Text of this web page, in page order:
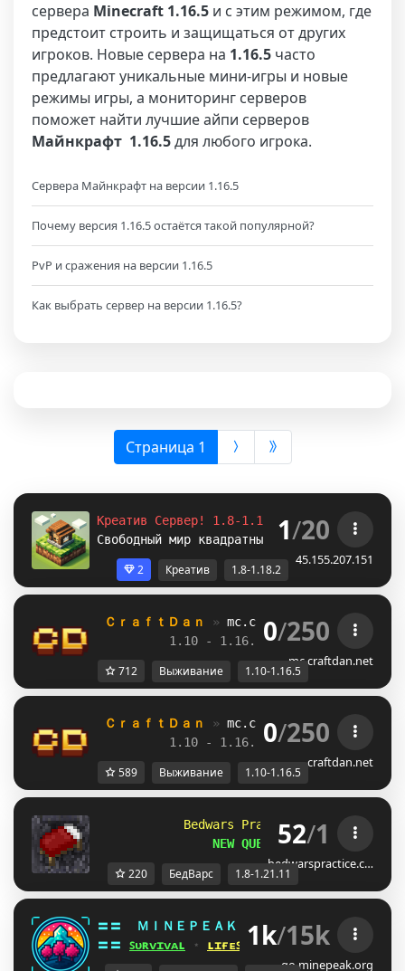
сервера Minecraft 1.16.5 и с этим режимом, где
предстоит строить и защищаться от других
игроков. Новые сервера на 1.16.5 часто
предлагают уникальные мини-игры и новые
режимы игры, а мониторинг серверов
поможет найти лучшие айпи серверов
Майнкрафт 1.16.5для любого игрока.
Сервера Майнкрафт на версии 1.16.5
Почему версия 1.16.5 остаётся такой популярной?
PvP и сражения на версии 1.16.5
Как выбрать сервер на версии 1.16.5?
Страница 1 (выбрана)
Креатив Сервер! 1.8-1.12.2-1.16.5-
1.18.2
Свободный мир квадратных построек. /p auto
1/20
45.155.207.151
2 Креатив 1.8-1.18.2
ＣｒａｆｔＤａｎ » mc.craftdan.net //
1.10 - 1.16.5 //
0/250
mc.craftdan.net
712 Выживание 1.10-1.16.5
ＣｒａｆｔＤａｎ » mc.craftdan.net //
1.10 - 1.16.5 //
0/250
craftdan.net
589 Выживание 1.10-1.16.5
Bedwars Practice [1.8-1.21.11]
NEW QUESTS!52/1
bedwarspractice.c…
220 БедВарс 1.8-1.21.11
〓〓 ＭＩＮＥＰＥＡＫ ¤ 1.8 - 26.2
〓〓 ꜱᴜʀᴠɪᴠᴀʟ ⋆ ʟɪғᴇꜱᴛᴇᴀʟ ⋆ ʙᴇᴅᴡᴀʀꜱ ⋆
1k/15k
go.minepeak.org